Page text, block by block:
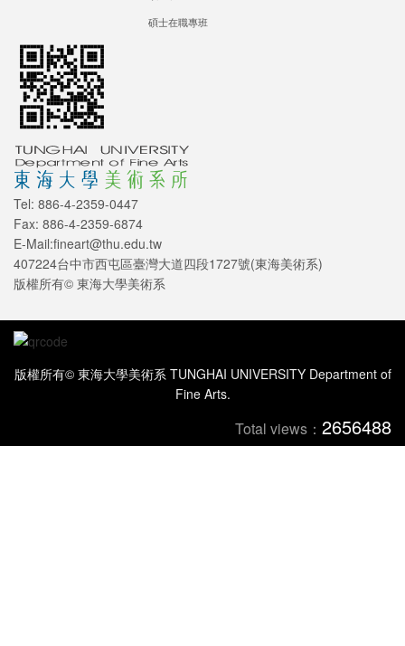
碩士在職專班
Tel: 886-4-2359-0447
Fax: 886-4-2359-6874
E-Mail:fineart@thu.edu.tw
407224台中市西屯區臺灣大道四段1727號(東海美術系)
版權所有© 東海大學美術系
版權所有© 東海大學美術系 TUNGHAI UNIVERSITY Department of
Fine Arts.
Total views： 2656488